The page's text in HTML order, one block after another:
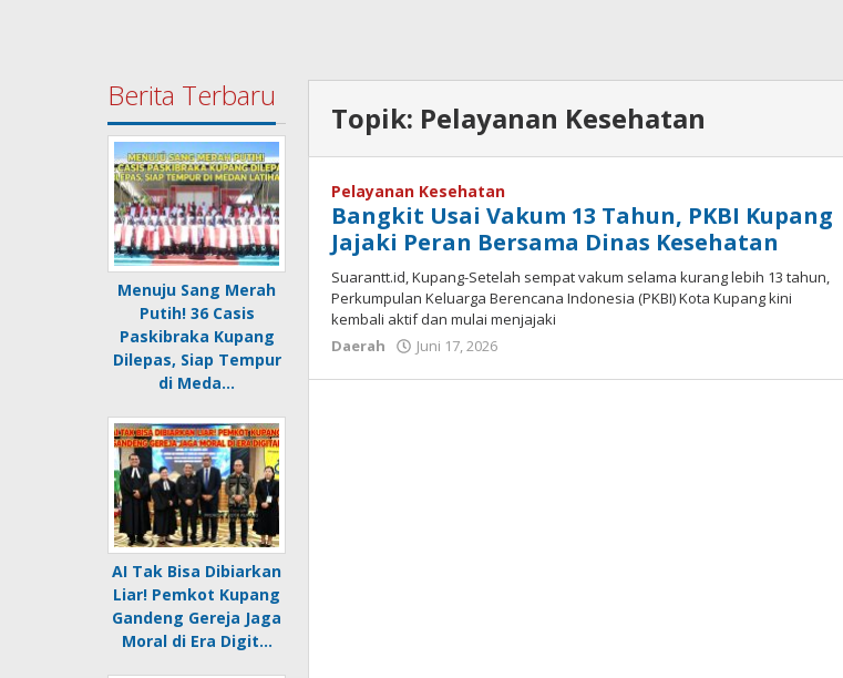
Berita Terbaru
Menuju Sang Merah
Putih! 36 Casis
Paskibraka Kupang
Dilepas, Siap Tempur
di Meda…
AI Tak Bisa Dibiarkan
Liar! Pemkot Kupang
Gandeng Gereja Jaga
Moral di Era Digit…
Topik: Pelayanan Kesehatan
Pelayanan Kesehatan
Bangkit Usai Vakum 13 Tahun, PKBI Kupang
Jajaki Peran Bersama Dinas Kesehatan
Suarantt.id, Kupang-Setelah sempat vakum selama kurang lebih 13 tahun,
Perkumpulan Keluarga Berencana Indonesia (PKBI) Kota Kupang kini
kembali aktif dan mulai menjajaki
Daerah
Juni 17, 2026
Tu@mes